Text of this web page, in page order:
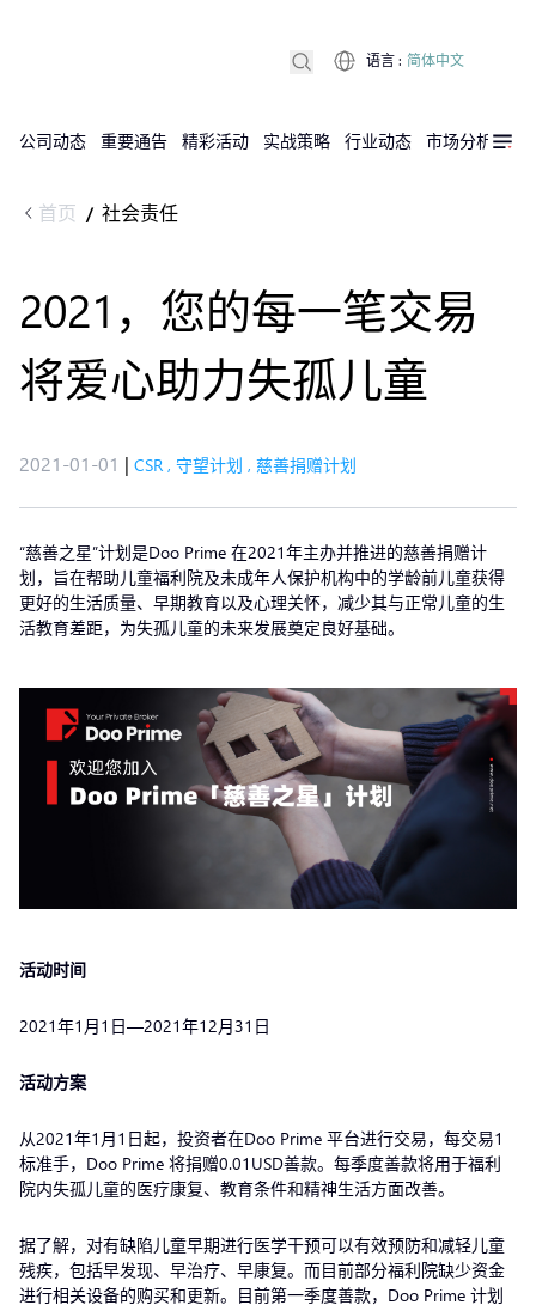
公司动态 重要通告 精彩活动 实战策略 行业动态 市场分析
语言 : 简体中文
首页 / 社会责任
2021，您的每一笔交易
将爱心助力失孤儿童
2021-01-01 | CSR , 守望计划 , 慈善捐赠计划
“慈善之星”计划是Doo Prime 在2021年主办并推进的慈善捐赠计
划，旨在帮助儿童福利院及未成年人保护机构中的学龄前儿童获得
更好的生活质量、早期教育以及心理关怀，减少其与正常儿童的生
活教育差距，为失孤儿童的未来发展奠定良好基础。
活动时间
2021年1月1日—2021年12月31日
活动方案
从2021年1月1日起，投资者在Doo Prime 平台进行交易，每交易1
标准手，Doo Prime 将捐赠0.01USD善款。每季度善款将用于福利
院内失孤儿童的医疗康复、教育条件和精神生活方面改善。
据了解，对有缺陷儿童早期进行医学干预可以有效预防和减轻儿童
残疾，包括早发现、早治疗、早康复。而目前部分福利院缺少资金
进行相关设备的购买和更新。目前第一季度善款，Doo Prime 计划